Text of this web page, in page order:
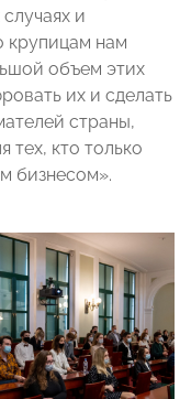
и
крупицам нам
объем этих
их и сделать
страны,
тех, кто только
бизнесом».